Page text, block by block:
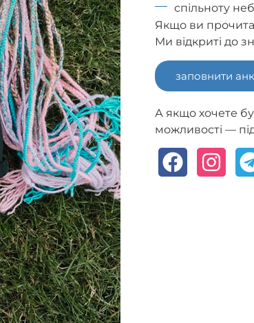
спільноту
Якщо ви
Ми відкриті до
заповнити
А якщо хочете
можливості —